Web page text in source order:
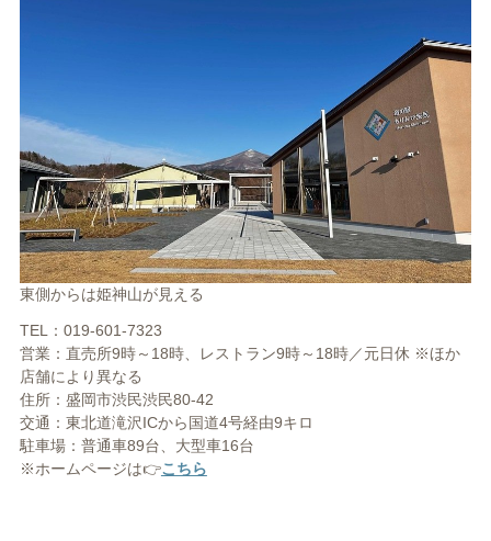
東側からは姫神山が見える
TEL：019-601-7323
営業：直売所9時～18時、レストラン9時～18時／元日休 ※ほか
店舗により異なる
住所：盛岡市渋民渋民80-42
交通：東北道滝沢ICから国道4号経由9キロ
駐車場：普通車89台、大型車16台
※ホームページは👉こちら